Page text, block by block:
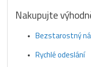
Nakupujte
Bezstarostný
Rychlé odeslání